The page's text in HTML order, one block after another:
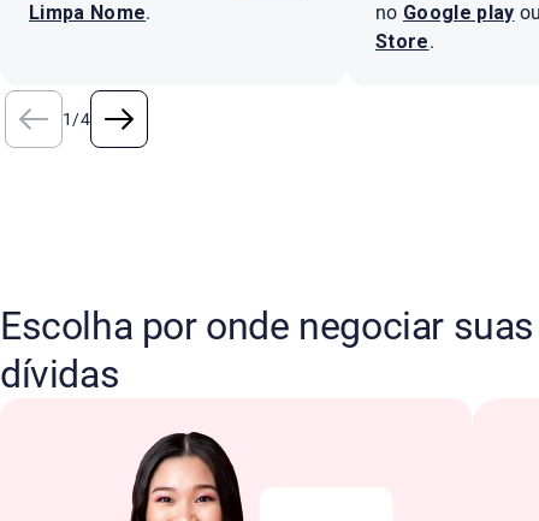
Limpa Nome.
no Google play
Store.
1 /4
Escolha por onde negociar suas
dívidas